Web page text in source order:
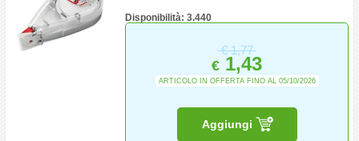
Disponibilità: 3.440
€1,77
€ 1,43
ARTICOLO IN OFFERTA FINO AL 05/10/2026
Aggiungi